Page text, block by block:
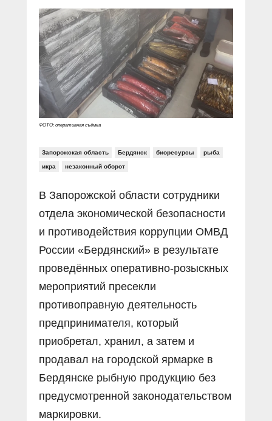
Документальные фильмы
В знании сила
Специальный репортаж
КиберПОСТОВОЙ
Газета «Щит и меч»
Журнал «Полиция России»
О ПОРТАЛЕ
Контакты
Вакансии
ФОТО: оперативная съёмка
Запорожская область Бердянск биоресурсы рыба
икра незаконный оборот
В Запорожской области сотрудники
отдела экономической безопасности
и противодействия коррупции ОМВД
России «Бердянский» в результате
проведённых оперативно-розыскных
мероприятий пресекли
противоправную деятельность
предпринимателя, который
приобретал, хранил, а затем и
продавал на городской ярмарке в
Бердянске рыбную продукцию без
предусмотренной законодательством
маркировки.